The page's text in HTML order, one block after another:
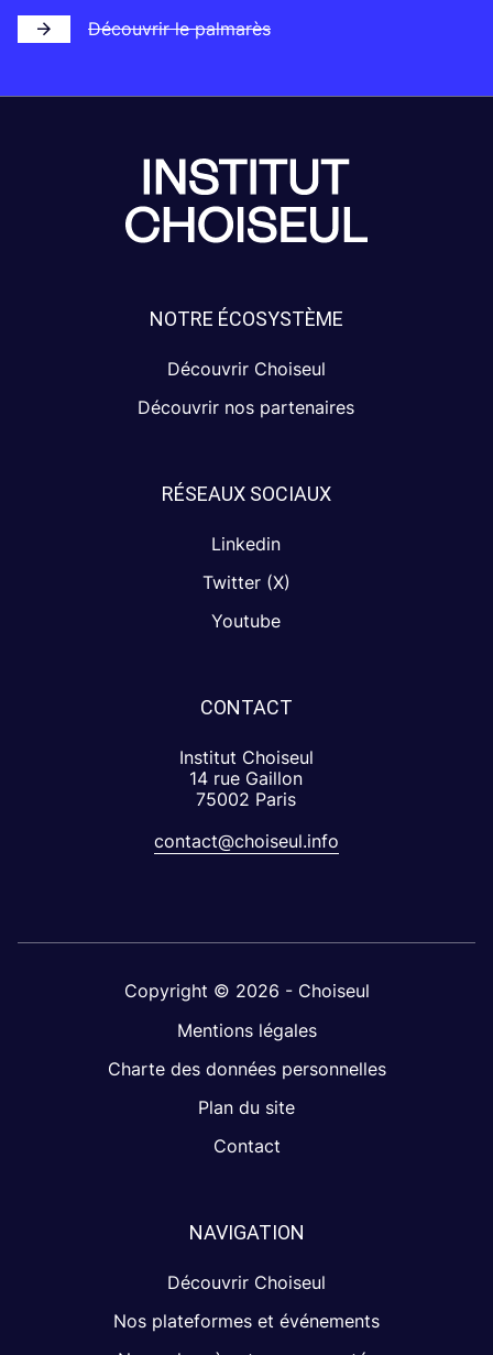
Découvrir le palmarès
NOTRE ÉCOSYSTÈME
Découvrir Choiseul
Découvrir nos partenaires
RÉSEAUX SOCIAUX
Linkedin
Twitter (X)
Youtube
CONTACT
Institut Choiseul
14 rue Gaillon
75002 Paris
contact@choiseul.info
Copyright © 2026 - Choiseul
Mentions légales
Charte des données personnelles
Plan du site
Contact
NAVIGATION
Découvrir Choiseul
Nos plateformes et événements